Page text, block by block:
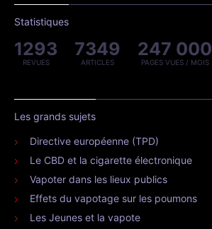
Statistiques
1293
REVUES
7349
ARTICLES
247 000
PAGES VUES / MOIS
Les grands sujets
Directive européenne (TPD)
Le CBD et la cigarette électronique
Vapoter dans les lieux publics
Effets du vapotage sur les poumons
Les Jeunes et la vapote